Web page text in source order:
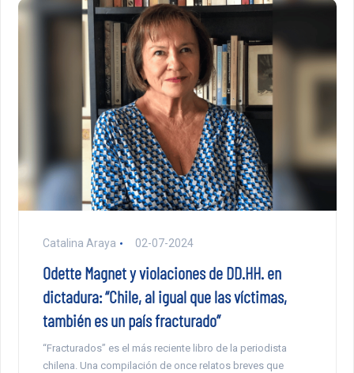
Catalina Araya 02-07-2024
Odette Magnet y violaciones de DD.HH. en
dictadura: “Chile, al igual que las víctimas,
también es un país fracturado”
“Fracturados” es el más reciente libro de la periodista
chilena. Una compilación de once relatos breves que